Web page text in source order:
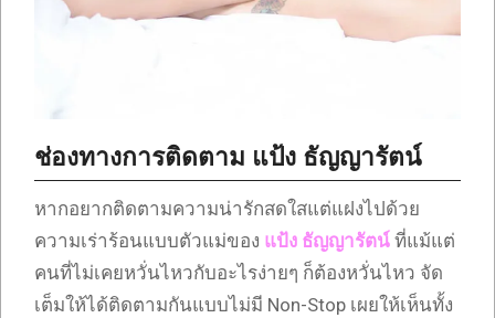
ช่องทางการติดตาม แป้ง ธัญญารัตน์
หากอยากติดตามความน่ารักสดใสแต่แฝงไปด้วย
ความเร่าร้อนแบบตัวแม่ของ แป้ง ธัญญารัตน์ ที่แม้แต่
คนที่ไม่เคยหวั่นไหวกับอะไรง่ายๆ ก็ต้องหวั่นไหว จัด
เต็มให้ได้ติดตามกันแบบไม่มี Non-Stop เผยให้เห็นทั้ง